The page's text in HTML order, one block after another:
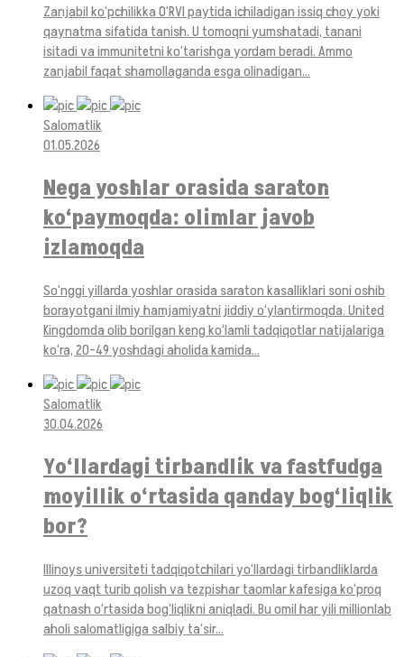
Zanjabil ko‘pchilikka O‘RVI paytida ichiladigan issiq choy yoki
qaynatma sifatida tanish. U tomoqni yumshatadi, tanani
isitadi va immunitetni ko‘tarishga yordam beradi. Ammo
zanjabil faqat shamollaganda esga olinadigan...
Salomatlik
01.05.2026
Nega yoshlar orasida saraton
ko‘paymoqda: olimlar javob
izlamoqda
So‘nggi yillarda yoshlar orasida saraton kasalliklari soni oshib
borayotgani ilmiy hamjamiyatni jiddiy o‘ylantirmoqda. United
Kingdomda olib borilgan keng ko‘lamli tadqiqotlar natijalariga
ko‘ra, 20–49 yoshdagi aholida kamida...
Salomatlik
30.04.2026
Yo‘llardagi tirbandlik va fastfudga
moyillik o‘rtasida qanday bog‘liqlik
bor?
Illinoys universiteti tadqiqotchilari yo‘llardagi tirbandliklarda
uzoq vaqt turib qolish va tezpishar taomlar kafesiga ko‘proq
qatnash o‘rtasida bog‘liqlikni aniqladi. Bu omil har yili millionlab
aholi salomatligiga salbiy ta’sir...